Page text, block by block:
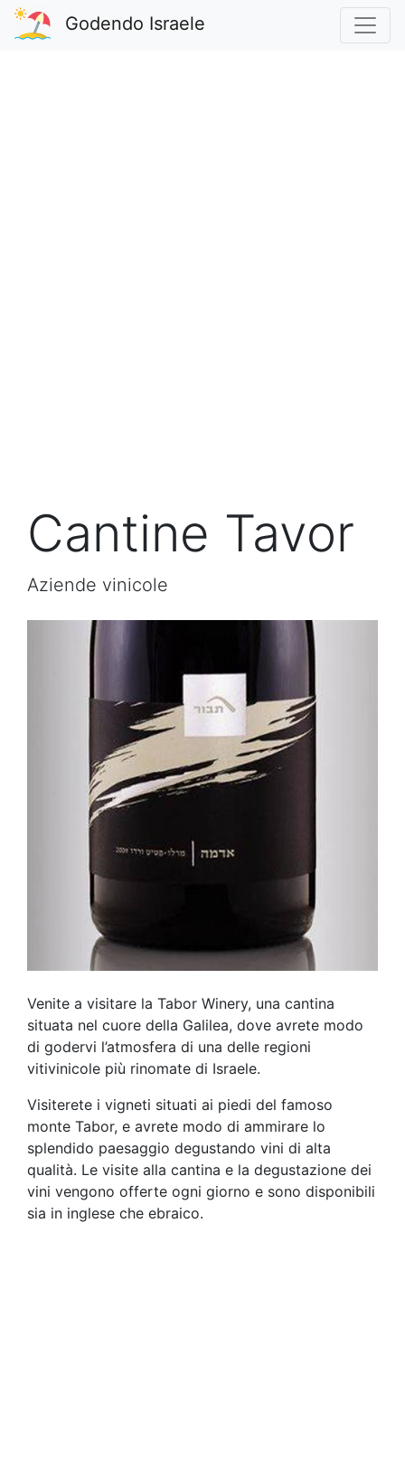
Godendo Israele
Cantine Tavor
Aziende vinicole
Venite a visitare la Tabor Winery, una cantina
situata nel cuore della Galilea, dove avrete modo
di godervi l’atmosfera di una delle regioni
vitivinicole più rinomate di Israele.
Visiterete i vigneti situati ai piedi del famoso
monte Tabor, e avrete modo di ammirare lo
splendido paesaggio degustando vini di alta
qualità. Le visite alla cantina e la degustazione dei
vini vengono offerte ogni giorno e sono disponibili
sia in inglese che ebraico.